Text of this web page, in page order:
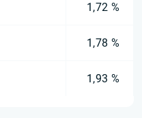
1,72 %
1,78 %
1,93 %